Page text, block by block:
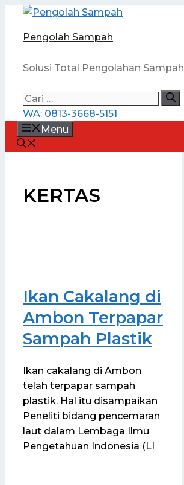
Langsung
Pengolah Sampah
Solusi Total Pengolahan Sampah
Cari
untuk:
WA: 0813-3668-5151
Menu
KERTAS
Ikan Cakalang di
Ambon Terpapar
Sampah Plastik
Ikan cakalang di Ambon
telah terpapar sampah
plastik. Hal itu disampaikan
Peneliti bidang pencemaran
laut dalam Lembaga Ilmu
Pengetahuan Indonesia (LI